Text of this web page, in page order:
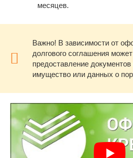
месяцев.
Важно! В зависимости от
долгового соглашения
предоставление документов
имущество или данных о